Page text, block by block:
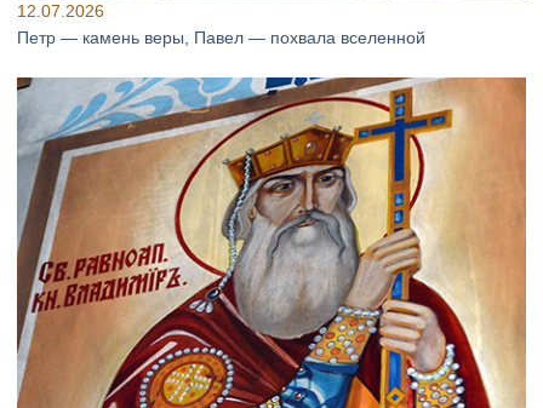
12.07.2026
Петр — камень веры, Павел — похвала вселенной